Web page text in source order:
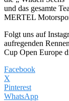
und das gesamte
MERTEL
Folgt uns auf
aufregenden
Cup Open Europe
Facebook
X
Pinterest
WhatsApp